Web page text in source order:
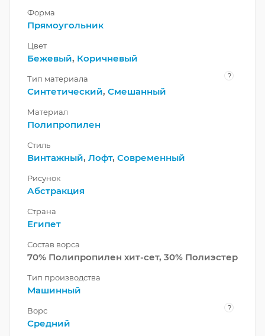
Форма
Прямоугольник
Цвет
Бежевый, Коричневый
Тип материала ?
Синтетический, Смешанный
Материал
Полипропилен
Стиль
Винтажный, Лофт, Современный
Рисунок
Абстракция
Страна
Египет
Состав ворса
70% Полипропилен хит-сет, 30% Полиэстер
Тип производства
Машинный
Ворс ?
Средний